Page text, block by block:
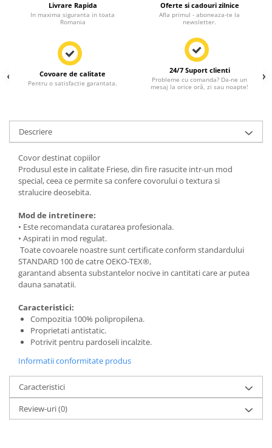
Livrare Rapida
In maxima siguranta in toata
Romania
Oferte si cadouri zilnice
Afla primul - aboneaza-te la
newsletter.
Covoare de calitate
Pentru o satisfactie garantata.
24/7 Suport clienti
Probleme cu comanda? Da-ne un
mesaj la orice oră, zi sau noapte!
Descriere
Covor destinat copiilor
Produsul este in calitate Friese, din fire rasucite intr-un mod
special, ceea ce permite sa confere covorului o textura si
stralucire deosebita.
Mod de intretinere:
• Este recomandata curatarea profesionala.
• Aspirati in mod regulat.
Toate covoarele noastre sunt certificate conform standardului
STANDARD 100 de catre OEKO-TEX®,
garantand absenta substantelor nocive in cantitati care ar putea
dauna sanatatii.
Caracteristici:
Compozitia 100% polipropilena.
Proprietati antistatic.
Potrivit pentru pardoseli incalzite.
Informatii conformitate produs
Caracteristici
Review-uri(0)